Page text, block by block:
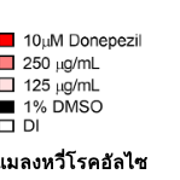
มลงหวี่โรคอัลไซ